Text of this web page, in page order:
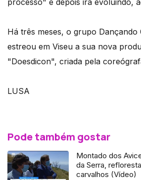
processo" e depois irá evoluindo,
Há três meses, o grupo Dançando
estreou em Viseu a sua nova
"Doesdicon", criada pela
LUSA
Pode também gostar
Montado dos
da Serra,
carvalhos (Vídeo)